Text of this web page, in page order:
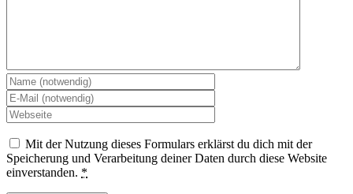
Mit der Nutzung dieses Formulars erklärst du dich mit der
Speicherung und Verarbeitung deiner Daten durch diese Website
einverstanden. *